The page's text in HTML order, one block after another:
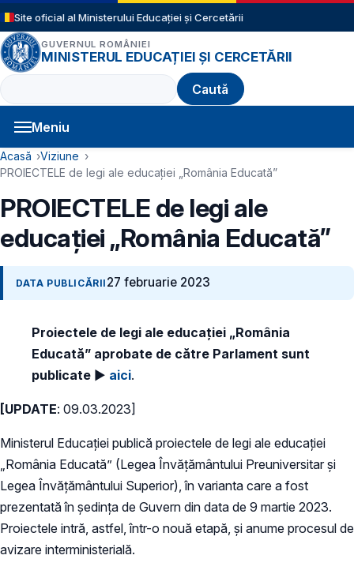
Sari la conținutul principal
Site oficial al Ministerului Educației și Cercetării
GUVERNUL ROMÂNIEI
MINISTERUL EDUCAȚIEI ȘI CERCETĂRII
Caută
Meniu
Navigație principală
Cale de navigare
Acasă
Viziune
PROIECTELE de legi ale educației „România Educată”
PROIECTELE de legi ale
educației „România Educată”
DATA PUBLICĂRII 27 februarie 2023
Proiectele de legi ale educației „România
Educată” aprobate de către Parlament sunt
publicate ► aici.
[UPDATE: 09.03.2023]
Ministerul Educației publică proiectele de legi ale educației
„România Educată” (Legea Învățământului Preuniversitar și
Legea Învățământului Superior), în varianta care a fost
prezentată în ședința de Guvern din data de 9 martie 2023.
Proiectele intră, astfel, într-o nouă etapă, și anume procesul de
avizare interministerială.